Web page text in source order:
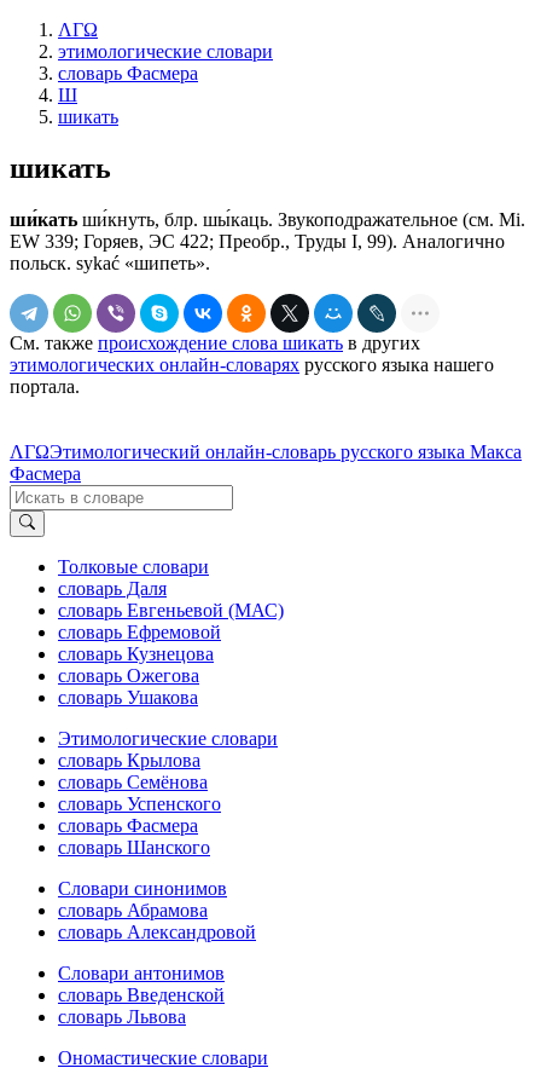
ΛΓΩ
этимологические словари
словарь Фасмера
Ш
шикать
шикать
ши́кать ши́кнуть, блр. шы́каць. Звукоподражательное (см. Мi.
ЕW 339; Горяев, ЭС 422; Преобр., Труды I, 99). Аналогично
польск. sykać «шипеть».
См. также происхождение слова шикать в других
этимологических онлайн-словарях русского языка нашего
портала.
ΛΓΩЭтимологический онлайн-словарь русского языка Макса
Фасмера
Толковые словари
словарь Даля
словарь Евгеньевой (МАС)
словарь Ефремовой
словарь Кузнецова
словарь Ожегова
словарь Ушакова
Этимологические словари
словарь Крылова
словарь Семёнова
словарь Успенского
словарь Фасмера
словарь Шанского
Словари синонимов
словарь Абрамова
словарь Александровой
Словари антонимов
словарь Введенской
словарь Львова
Ономастические словари